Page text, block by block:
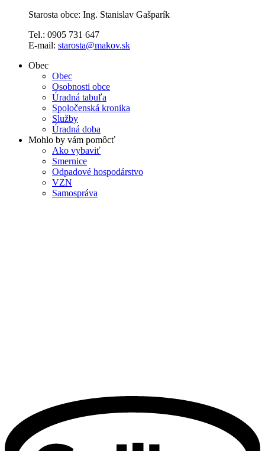
Starosta obce: Ing. Stanislav Gašparík
Tel.: 0905 731 647
E-mail: starosta@makov.sk
Obec
Obec
Osobnosti obce
Úradná tabuľa
Spoločenská kronika
Služby
Úradná doba
Mohlo by vám pomôcť
Ako vybaviť
Smernice
Odpadové hospodárstvo
VZN
Samospráva